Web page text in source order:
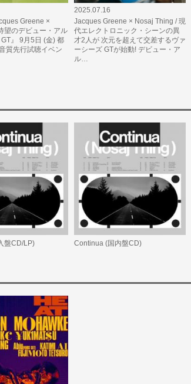
Greene ×
望のデビュー・アル
』 9月5日 (金) 都
質先行試聴イベン
2025.07.16
Jacques Greene × Nosaj Thing / 現
代エレクトロニック・シーンの異
才2人が 次元を超えて交差するヴァ
ーシーズ GTが始動! デビュー・ア
ル…
盤CD/LP) Continua (国内盤CD)